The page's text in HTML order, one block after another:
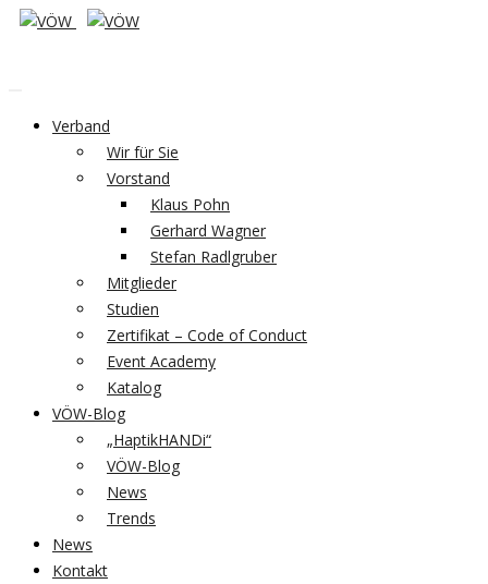
Verband
Wir für Sie
Vorstand
Klaus Pohn
Gerhard Wagner
Stefan Radlgruber
Mitglieder
Studien
Zertifikat – Code of Conduct
Event Academy
Katalog
VÖW-Blog
„HaptikHANDi“
VÖW-Blog
News
Trends
News
Kontakt